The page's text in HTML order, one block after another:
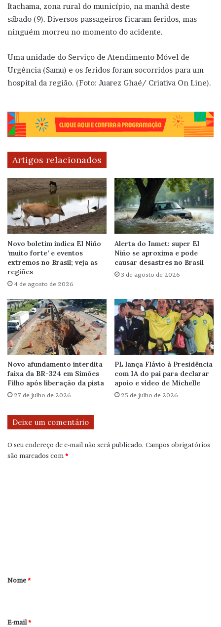
Itachama, zona rural do município, na manhã deste
sábado (9). Diversos passageiros ficaram feridos, mas
ninguém morreu no momento do acidente.
Uma unidade do Serviço de Atendimento Móvel de
Urgência (Samu) e os feridos foram socorridos para um
hospital da região. (Foto: Juarez Ghaé/ Criativa On Line).
Artigos relacionados
Novo boletim indica El Niño
‘muito forte’ e eventos
extremos no Brasil; veja as
regiões
4 de agosto de 2026
Alerta do Inmet: super El
Niño se aproxima e pode
causar desastres no Brasil
3 de agosto de 2026
Novo afundamento interdita
faixa da BR-324 em Simões
Filho após liberação da pista
27 de julho de 2026
PL lança Flávio à Presidência
com IA do pai para declarar
apoio e vídeo de Michelle
25 de julho de 2026
Deixe um comentário
O seu endereço de e-mail não será publicado. Campos obrigatórios
são marcados com*
r
*
Nome*
E-mail*